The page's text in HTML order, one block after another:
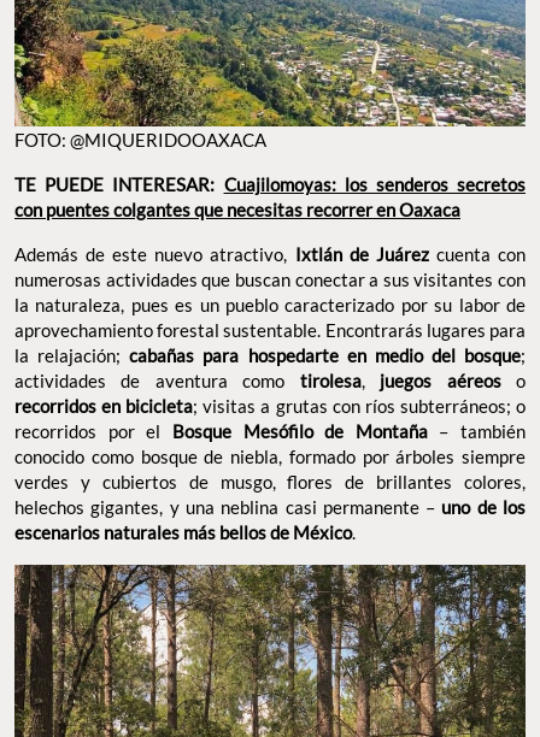
FOTO: @MIQUERIDOOAXACA
TE PUEDE INTERESAR: Cuajilomoyas: los senderos secretos
con puentes colgantes que necesitas recorrer en Oaxaca
Además de este nuevo atractivo, Ixtlán de Juárezcuenta con
numerosas actividades que buscan conectar a sus visitantes con
la naturaleza, pues es un pueblo caracterizado por su labor de
aprovechamiento forestal sustentable. Encontrarás lugares para
la relajación;cabañas para hospedarte en medio del bosque;
actividades de aventura como tirolesa, juegos aéreoso
recorridos en bicicleta; visitas a grutas con ríos subterráneos; o
recorridos por el Bosque Mesófilo de Montaña– también
conocido como bosque de niebla, formado por árboles siempre
verdes y cubiertos de musgo, flores de brillantes colores,
helechos gigantes, y una neblina casi permanente – uno de los
escenarios naturales más bellos de México.